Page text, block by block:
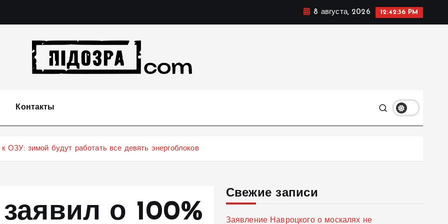
8 августа, 2026 12:42:37 PM
Контакты
ОЗУ: зимой будут работать все девять энергоблоков
о 100%
Свежие записи
Заявление Навроцкого о москалях не